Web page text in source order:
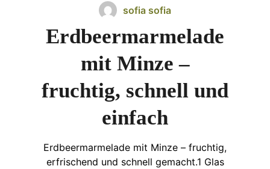
sofia sofia
Erdbeermarmelade
mit Minze –
fruchtig, schnell und
einfach
Erdbeermarmelade mit Minze – fruchtig,
erfrischend und schnell gemacht.1 Glas